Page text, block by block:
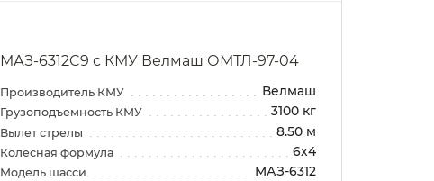
МАЗ-6312C9 с КМУ Велмаш ОМТЛ-97-04
Производитель КМУ Велмаш
Грузоподъемность КМУ 3100 кг
Вылет стрелы 8.50 м
Колесная формула 6х4
Модель шасси МАЗ-6312